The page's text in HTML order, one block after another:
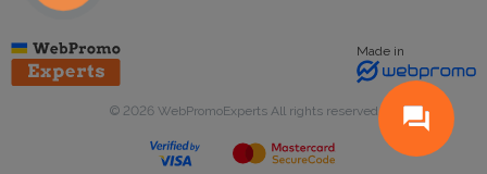
Made in
© 2026 WebPromoExperts All rights reserved